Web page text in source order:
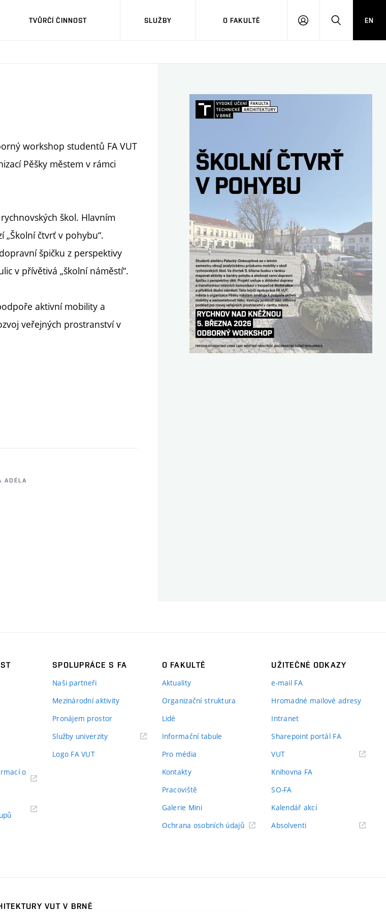
TVŮRČÍ ČINNOST SLUŽBY O FAKULTĚ
PŘIHLÁSITHLEDAT
EN
workshop studentů FA VUT
Pěšky městem v rámci
škol. Hlavním
čtvrť v pohybu“.
špičku z perspektivy
v přívětivá „školní náměstí“.
aktivní mobility a
veřejných prostranství v
ADÉLA
o
SPOLUPRÁCE S FA
Naši partneři
Mezinárodní aktivity
Pronájem prostor
Služby univerzity
Logo FA VUT
O FAKULTĚ
Aktuality
Organizační struktura
Lidé
Informační tabule
Pro média
Kontakty
Pracoviště
Galerie Mini
Ochrana osobních údajů
UŽITEČNÉ ODKAZY
e-mail FA
Hromadné mailové adresy
Intranet
Sharepoint portál FA
VUT(externí
Knihovna FA
SO-FA
Kalendář akcí
Absolventi(externí
VUT V BRNĚ